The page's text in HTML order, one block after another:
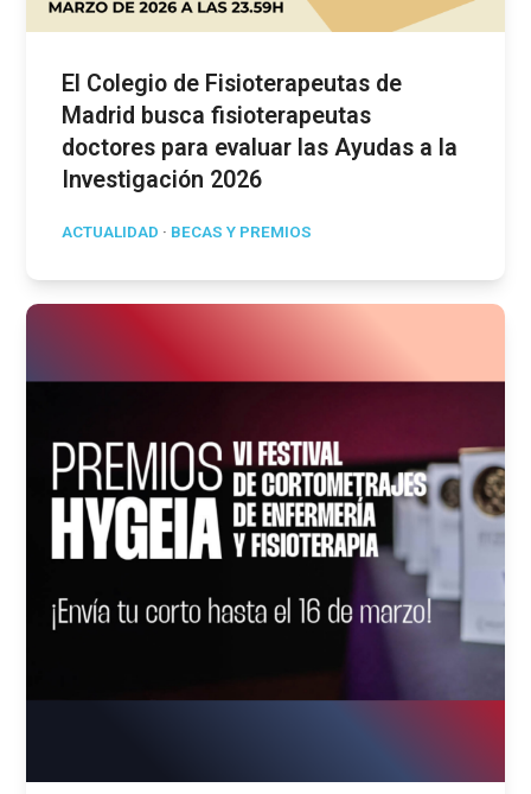
El Colegio de Fisioterapeutas de
Madrid busca fisioterapeutas
doctores para evaluar las Ayudas a la
Investigación 2026
ACTUALIDAD · BECAS Y PREMIOS